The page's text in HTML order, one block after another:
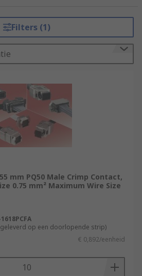
Filters (1)
mm PQ50 Male Crimp Contact,
0.75 mm² Maximum Wire Size
op een doorlopende strip)
€ 0,892/eenheid